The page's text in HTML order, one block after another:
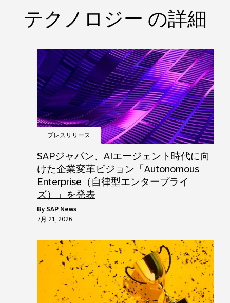
テクノロジー の詳細
プレスリリース
SAPジャパン、AIエージェント時代に向
けた企業変革ビジョン「Autonomous
Enterprise（自律型エンタープライ
ズ）」を発表
by SAP News
7月 21, 2026